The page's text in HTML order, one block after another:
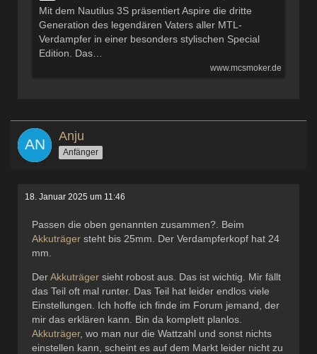
Mit dem Nautilus 3S präsentiert Aspire die dritte
Generation des legendären Vaters aller MTL-
Verdampfer in einer besonders stylischen Special
Edition. Das…
www.mcsmoker.de
Anju
Anfänger
18. Januar 2025 um 11:46
Passen die oben genannten zusammen?. Beim
Akkuträger steht bis 25mm. Der Verdampferkopf hat 24
mm.
DerAkkuträger sieht robost aus. Das ist wichtig. Mir fällt
das Teil oft mal runter. Das Teil hat leider endlos viele
Einstellungen. Ich hoffe ich finde im Forum jemand, der
mir das erklären kann. Bin da komplett planlos.
Akkuträger, wo man nur die Wattzahl und sonst nichts
einstellen kann, scheint es auf dem Markt leider nicht zu